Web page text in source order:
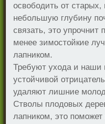
освободить от
небольшую глубину
связать, это упрочнит
менее зимостойкие
лапником.
Требуют ухода и наши
устойчивой
удаляют лишние
Стволы плодовых
лапником, это